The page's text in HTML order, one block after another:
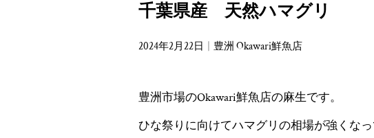
千葉県産 天然ハマグリ
2024年2月22日 豊洲 Okawari鮮魚店
豊洲市場のOkawari鮮魚店の麻生です。
ひな祭りに向けてハマグリの相場が強くなっ